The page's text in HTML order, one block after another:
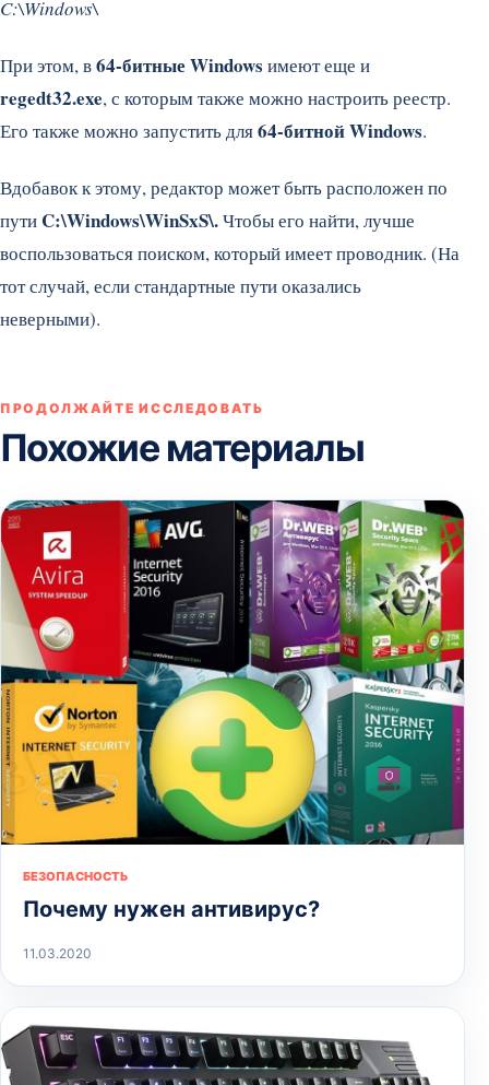
C:\Windows\
При этом, в64-битные Windows имеют еще и
regedt32.exe, с которым также можно настроить реестр.
Его также можно запустить для64-битной Windows.
Вдобавок к этому, редактор может быть расположен по
пути C:\Windows\WinSxS\.Чтобы его найти, лучше
воспользоваться поиском, который имеет проводник. (На
тот случай, если стандартные пути оказались
неверными).
ПРОДОЛЖАЙТЕ ИССЛЕДОВАТЬ
Похожие материалы
БЕЗОПАСНОСТЬ
Почему нужен антивирус?
11.03.2020